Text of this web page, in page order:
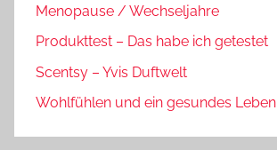
Menopause / Wechseljahre
Produkttest – Das habe ich getestet
Scentsy – Yvis Duftwelt
Wohlfühlen und ein gesundes Leben